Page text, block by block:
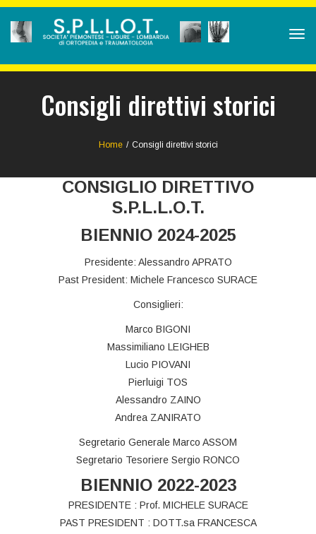
Consigli direttivi storici
Home / Consigli direttivi storici
CONSIGLIO DIRETTIVO
S.P.L.L.O.T.
BIENNIO 2024-2025
Presidente: Alessandro APRATO
Past President: Michele Francesco SURACE
Consiglieri:
Marco BIGONI
Massimiliano LEIGHEB
Lucio PIOVANI
Pierluigi TOS
Alessandro ZAINO
Andrea ZANIRATO
Segretario Generale Marco ASSOM
Segretario Tesoriere Sergio RONCO
BIENNIO 2022-2023
PRESIDENTE : Prof. MICHELE SURACE
PAST PRESIDENT : DOTT.sa FRANCESCA